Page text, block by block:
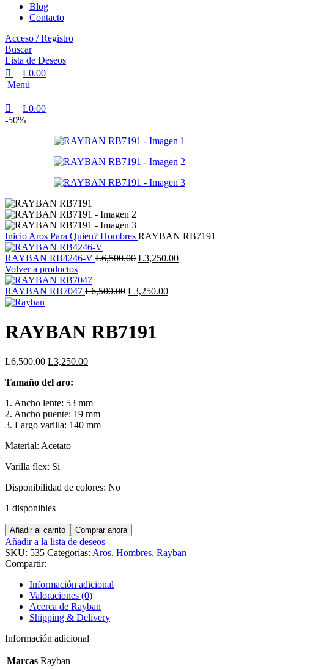
Blog
Contacto
Acceso / Registro
Buscar
Lista de Deseos
L0.00
Menú
L0.00
-50%
Inicio Aros Para Quien? Hombres RAYBAN RB7191
RAYBAN RB4246-V L6,500.00 El
era:
L3,250.00El
Volver a productos
RAYBAN RB7047 L6,500.00 El
era:
L6,500.00.
L3,250.00El
RAYBAN RB7191
L6,500.00 El
original
L6,500.00.
L3,250.00El
L3,250.00.
Tamaño del aro:
1. Ancho lente: 53 mm
2. Ancho puente: 19 mm
3. Largo varilla: 140 mm
Material: Acetato
Varilla flex: Si
Disponibilidad de colores: No
1 disponibles
RAYBAN
RB7191
cantidad
Añadir al carrito Comprar ahora
Añadir a la lista de deseos
SKU: 535 Categorías: Aros, Hombres, Rayban
Compartir:
Información adicional
Valoraciones (0)
Acerca de Rayban
Shipping & Delivery
Información adicional
Marcas Rayban